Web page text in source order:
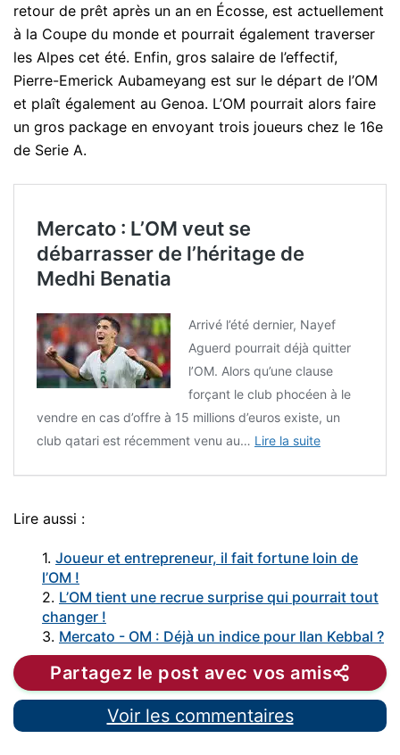
retour de prêt après un an en Écosse, est actuellement
à la Coupe du monde et pourrait également traverser
les Alpes cet été. Enfin, gros salaire de l’effectif,
Pierre-Emerick Aubameyang est sur le départ de l’OM
et plaît également au Genoa. L’OM pourrait alors faire
un gros package en envoyant trois joueurs chez le 16e
de Serie A.
Mercato : L’OM veut se
débarrasser de l’héritage de
Medhi Benatia
Arrivé l’été dernier, Nayef
Aguerd pourrait déjà quitter
l’OM. Alors qu’une clause
forçant le club phocéen à le
vendre en cas d’offre à 15 millions d’euros existe, un
club qatari est récemment venu au… Lire la suite
Lire aussi :
1. Joueur et entrepreneur, il fait fortune loin de
l’OM !
2. L’OM tient une recrue surprise qui pourrait tout
changer !
3. Mercato - OM : Déjà un indice pour Ilan Kebbal ?
Partagez le post avec vos amis
Voir les commentaires